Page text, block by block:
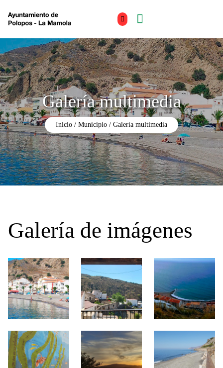
Galería multimedia
Inicio Municipio Galería multimedia
Galería de imágenes